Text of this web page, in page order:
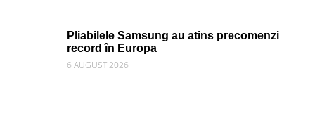
Pliabilele Samsung au atins precomenzi
record în Europa
6 AUGUST 2026